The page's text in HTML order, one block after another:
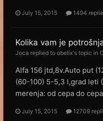
July 15, 2015 1494
Kolika vam je
Joca replied to obelix's topic in
Alfa 156 jtd,8v.Auto put
(60-100) 5-5,3 l,grad leti
merenja: od cepa do
July 15, 2015 12709